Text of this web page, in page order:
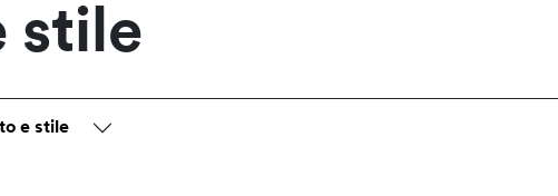
stile
e stile